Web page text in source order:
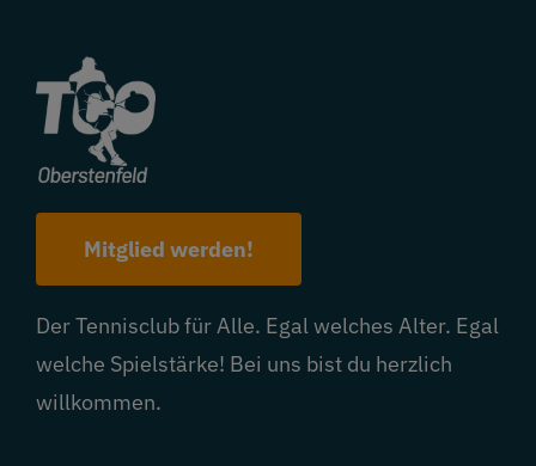
Mitglied werden!
Der Tennisclub für Alle. Egal welches Alter. Egal
welche Spielstärke! Bei uns bist du herzlich
willkommen.